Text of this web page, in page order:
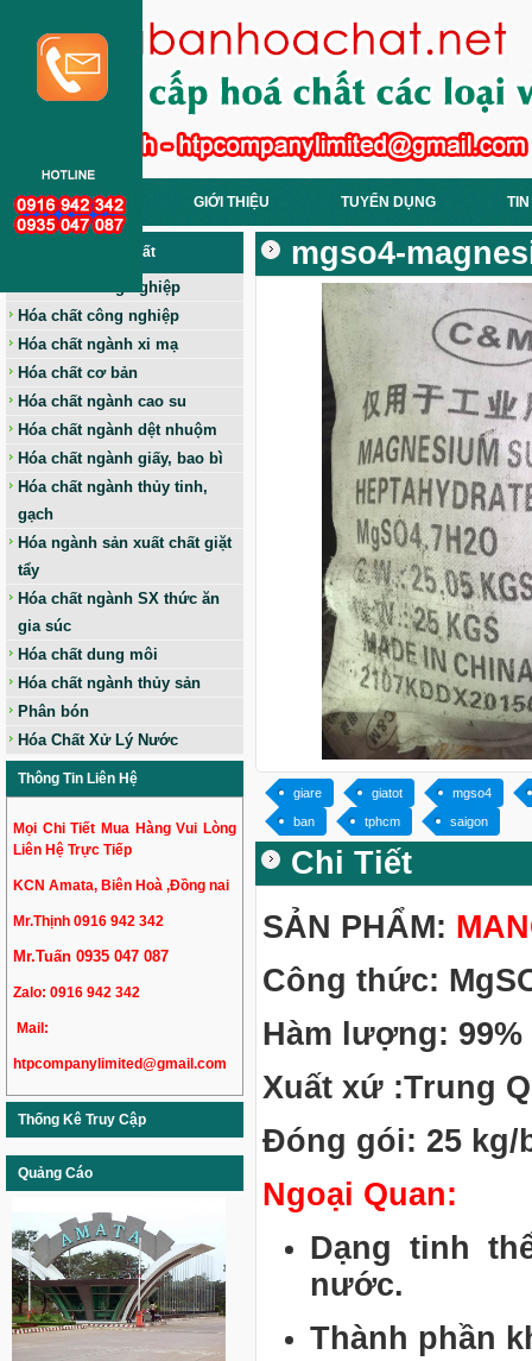
TRANG CHỦ GIỚI THIỆU TUYỂN DỤNG
Các Loại Hoá Chất
Hóa chất nông nghiệp
Hóa chất công nghiệp
Hóa chất ngành xi mạ
Hóa chất cơ bản
Hóa chất ngành cao su
Hóa chất ngành dệt nhuộm
Hóa chất ngành giấy, bao bì
Hóa chất ngành thủy tinh,
gạch
Hóa ngành sản xuất chất giặt
tẩy
Hóa chất ngành SX thức ăn
gia súc
Hóa chất dung môi
Hóa chất ngành thủy sản
Phân bón
Hóa Chất Xử Lý Nước
Thông Tin Liên Hệ
Mọi Chi Tiết Mua Hàng Vui Lòng
Liên Hệ Trực Tiếp
KCN Amata, Biên Hoà ,Đồng nai
Mr.Thịnh 0916 942 342
Mr.Tuấn 0935 047 087
Zalo: 0916 942 342
Mail:
htpcompanylimited@gmail.com
Thống Kê Truy Cập
Quảng Cáo
mgso4-
giare giatot
mgso4
ban
tphcm saigon
Chi Tiết
SẢN PHẨM:
Công thức:
Hàm lượng: 99%
Xuất xứ :Trung
Đóng gói: 25 kg/
Ngoại Quan:
Dạng tinh
nước.
Thành phần